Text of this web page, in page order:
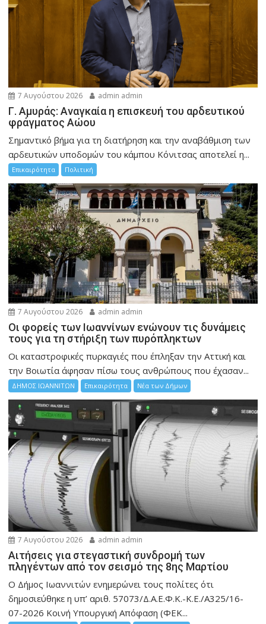
7 Αυγούστου 2026 admin admin
Γ. Αμυράς: Αναγκαία η επισκευή του αρδευτικού
φράγματος Αώου
Σημαντικό βήμα για τη διατήρηση και την αναβάθμιση των
αρδευτικών υποδομών του κάμπου Κόνιτσας αποτελεί η...
Επικαιρότητα Πολιτική
7 Αυγούστου 2026 admin admin
Οι φορείς των Ιωαννίνων ενώνουν τις δυνάμεις
τους για τη στήριξη των πυρόπληκτων
Οι καταστροφικές πυρκαγιές που έπληξαν την Αττική και
την Bοιωτία άφησαν πίσω τους ανθρώπους που έχασαν...
ΔΗΜΟΣ ΙΩΑΝΝΙΤΩΝ Επικαιρότητα Νέα των Δήμων
7 Αυγούστου 2026 admin admin
Αιτήσεις για στεγαστική συνδρομή των
πληγέντων από τον σεισμό της 8ης Μαρτίου
Ο Δήμος Ιωαννιτών ενημερώνει τους πολίτες ότι
δημοσιεύθηκε η υπ’ αριθ. 57073/Δ.Α.Ε.Φ.Κ.-Κ.Ε./Α325/16-
07-2026 Κοινή Υπουργική Απόφαση (ΦΕΚ...